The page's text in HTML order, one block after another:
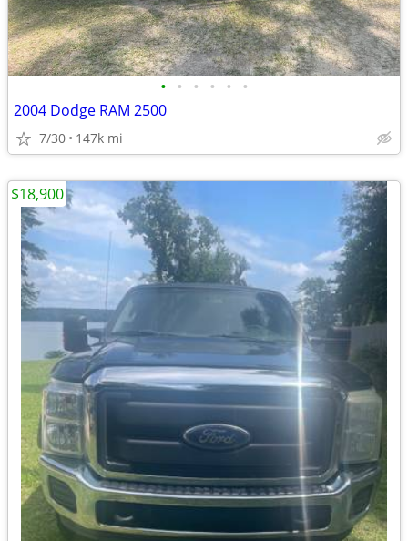
• • • • • •
2004 Dodge RAM 2500
7/30 147k mi
$18,900